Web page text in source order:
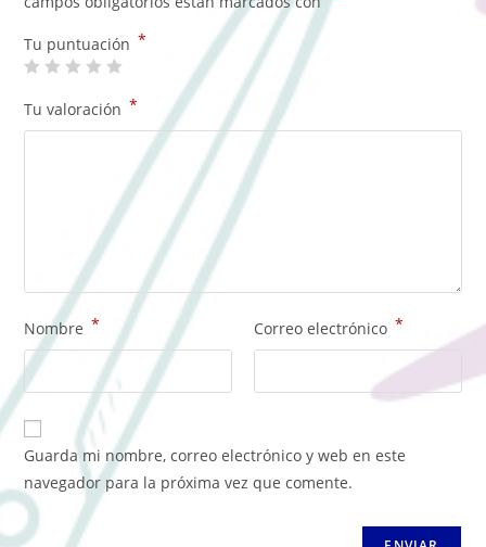
Tu puntuación *
Tu valoración *
Nombre * Correo electrónico *
Guarda mi nombre, correo electrónico y web en este
navegador para la próxima vez que comente.